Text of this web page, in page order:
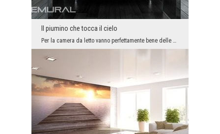
Il piumino che tocca il cielo